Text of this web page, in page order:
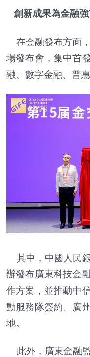
創新成果為金融
在金融發布方面
場發布會，集中首
融、數字金融、普
其中，中國人民
辦發布廣東科技金
作方案，並推動中
動服務隊簽約、廣
地。
此外，廣東金融